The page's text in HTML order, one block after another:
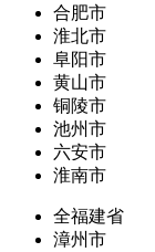
合肥市
淮北市
阜阳市
黄山市
铜陵市
池州市
六安市
淮南市
全福建省
漳州市